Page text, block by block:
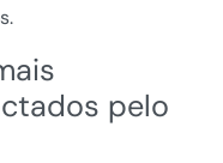
pelo